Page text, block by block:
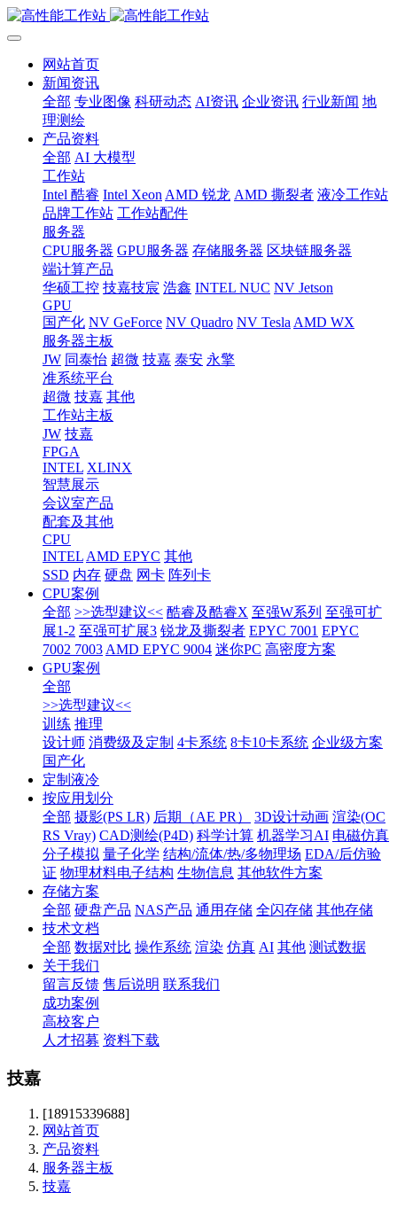
网站首页
新闻资讯
全部 专业图像 科研动态 AI资讯 企业资讯 行业新闻 地
理测绘
产品资料
全部 AI 大模型
工作站
Intel 酷睿 Intel Xeon AMD 锐龙 AMD 撕裂者 液冷工作站
品牌工作站 工作站配件
服务器
CPU服务器 GPU服务器 存储服务器 区块链服务器
端计算产品
华硕工控 技嘉技宸 浩鑫 INTEL NUC NV Jetson
GPU
国产化 NV GeForce NV Quadro NV Tesla AMD WX
服务器主板
JW 同泰怡 超微 技嘉 泰安 永擎
准系统平台
超微 技嘉 其他
工作站主板
JW 技嘉
FPGA
INTEL XLINX
智慧展示
会议室产品
配套及其他
CPU
INTEL AMD EPYC 其他
SSD 内存 硬盘 网卡 阵列卡
CPU案例
全部 >>选型建议<< 酷睿及酷睿X 至强W系列 至强可扩
展1-2 至强可扩展3 锐龙及撕裂者 EPYC 7001 EPYC
7002 7003 AMD EPYC 9004 迷你PC 高密度方案
GPU案例
全部
>>选型建议<<
训练 推理
设计师 消费级及定制 4卡系统 8卡10卡系统 企业级方案
国产化
定制液冷
按应用划分
全部 摄影(PS LR) 后期（AE PR） 3D设计动画 渲染(OC
RS Vray) CAD测绘(P4D) 科学计算 机器学习AI 电磁仿真
分子模拟 量子化学 结构/流体/热/多物理场 EDA/后仿验
证 物理材料电子结构 生物信息 其他软件方案
存储方案
全部 硬盘产品 NAS产品 通用存储 全闪存储 其他存储
技术文档
全部 数据对比 操作系统 渲染 仿真 AI 其他 测试数据
关于我们
留言反馈 售后说明 联系我们
成功案例
高校客户
人才招募 资料下载
技嘉
[18915339688]
网站首页
产品资料
服务器主板
技嘉